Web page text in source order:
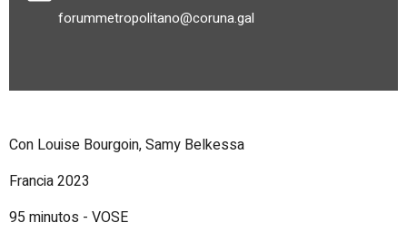
forummetropolitano@coruna.gal
Con Louise Bourgoin, Samy Belkessa
Francia 2023
95 minutos - VOSE